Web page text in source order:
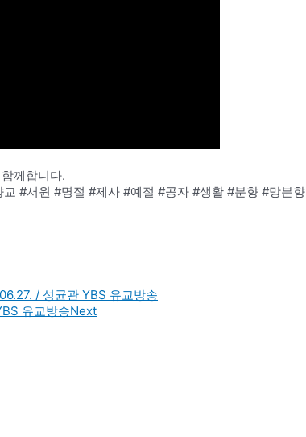
께합니다.
#서원 #명절 #제사 #예절 #공자 #생활 #분향 #망분향
/ 성균관 YBS 유교방송
유교방송Next